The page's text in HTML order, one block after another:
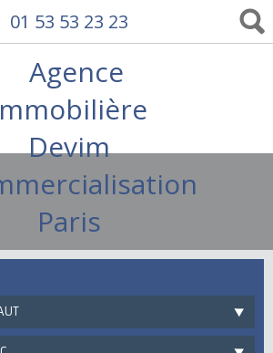
01 53 53 23 23